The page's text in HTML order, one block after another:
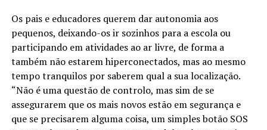
Os pais e educadores querem dar autonomia aos
pequenos, deixando-os ir sozinhos para a escola ou
participando em atividades ao ar livre, de forma a
também não estarem hiperconectados, mas ao mesmo
tempo tranquilos por saberem qual a sua localização.
“Não é uma questão de controlo, mas sim de se
assegurarem que os mais novos estão em segurança e
que se precisarem alguma coisa, um simples botão SOS